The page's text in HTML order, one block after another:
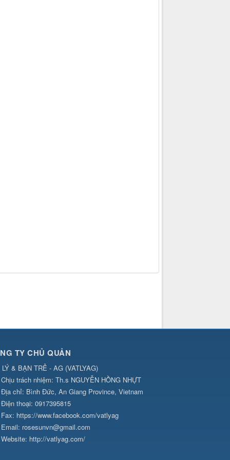
TY CHỦ QUẢN
LÝ & BẠN TRẺ - AG (VATLYAG)
Chịu trách nhiệm: Th.s NGUYỄN HỒNG NHỰT
Địa chỉ: Bình Đức, An Giang Province, Vietnam
Điện thoại: 0917395815
Fax: https://www.facebook.com/vatlyag
Email: rosesunvn@gmail.com
Website: http://vatlyag.com/